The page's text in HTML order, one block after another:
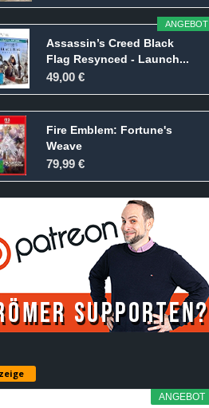
ANGEBOT
Assassin’s Creed Black
Flag Resynced - Launch...
49,00 €
Fire Emblem: Fortune's
Weave
79,99 €
ANGEBOT